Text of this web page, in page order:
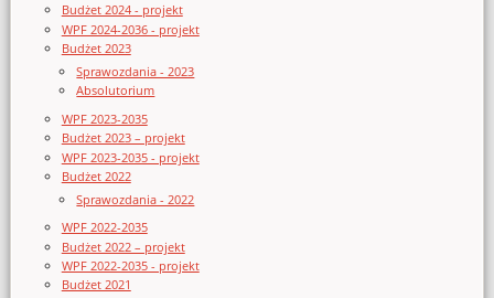
Budżet 2024 - projekt
WPF 2024-2036 - projekt
Budżet 2023
Sprawozdania - 2023
Absolutorium
WPF 2023-2035
Budżet 2023 – projekt
WPF 2023-2035 - projekt
Budżet 2022
Sprawozdania - 2022
WPF 2022-2035
Budżet 2022 – projekt
WPF 2022-2035 - projekt
Budżet 2021